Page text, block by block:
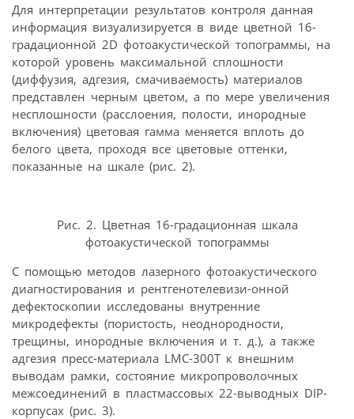
Для интерпретации результатов контроля данная
информация визуализируется в виде цветной 16-
градационной 2D фотоакустической топограммы, на
которой уровень максимальной сплошности
(диффузия, адгезия, смачиваемость) материалов
представлен черным цветом, а по мере увеличения
несплошности (расслоения, полости, инородные
включения) цветовая гамма меняется вплоть до
белого цвета, проходя все цветовые оттенки,
показанные на шкале (рис. 2).
Рис. 2. Цветная 16-градационная шкала
фотоакустической топограммы
С помощью методов лазерного фотоакустического
диагностирования и рентгенотелевизи-онной
дефектоскопии исследованы внутренние
микродефекты (пористость, неоднородности,
трещины, инородные включения и т. д.), а также
адгезия пресс-материала LMC-300T к внешним
выводам рамки, состояние микропроволочных
межсоединений в пластмассовых 22-выводных DIP-
корпусах (рис. 3).